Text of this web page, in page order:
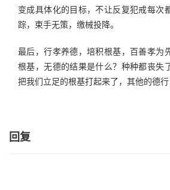
变成具体化的目标，不让反复犯戒每次
踪，束手无策，缴械投降。
最后，行孝养德，培积根基，百善孝为
根基，无德的结果是什么？种种都丧失
把我们立足的根基打起来了，其他的德行
回复